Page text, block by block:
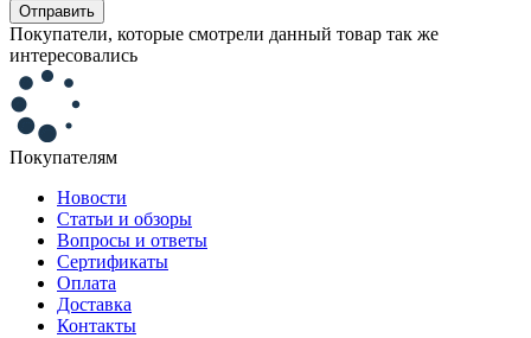
Отправить
Покупатели, которые смотрели данный товар так же
интересовались
Покупателям
Новости
Статьи и обзоры
Вопросы и ответы
Сертификаты
Оплата
Доставка
Контакты